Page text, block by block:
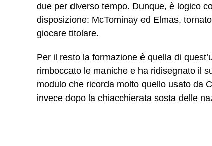
due per diverso tempo. Dunque, è logico
disposizione: McTominay ed Elmas,
giocare titolare.
Per il resto la formazione è quella di
rimboccato le maniche e ha ridisegnato il
modulo che ricorda molto quello usato da
invece dopo la chiacchierata sosta delle